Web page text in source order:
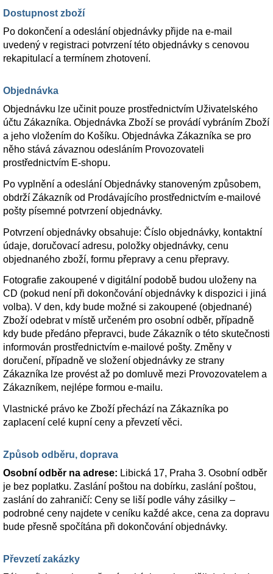
Dostupnost zboží
Po dokončení a odeslání objednávky přijde na e-mail
uvedený v registraci potvrzení této objednávky s cenovou
rekapitulací a termínem zhotovení.
Objednávka
Objednávku lze učinit pouze prostřednictvím Uživatelského
účtu Zákazníka. Objednávka Zboží se provádí vybráním Zboží
a jeho vložením do Košíku. Objednávka Zákazníka se pro
něho stává závaznou odesláním Provozovateli
prostřednictvím E-shopu.
Po vyplnění a odeslání Objednávky stanoveným způsobem,
obdrží Zákazník od Prodávajícího prostřednictvím e-mailové
pošty písemné potvrzení objednávky.
Potvrzení objednávky obsahuje: Číslo objednávky, kontaktní
údaje, doručovací adresu, položky objednávky, cenu
objednaného zboží, formu přepravy a cenu přepravy.
Fotografie zakoupené v digitální podobě budou uloženy na
CD (pokud není při dokončování objednávky k dispozici i jiná
volba). V den, kdy bude možné si zakoupené (objednané)
Zboží odebrat v místě určeném pro osobní odběr, případně
kdy bude předáno přepravci, bude Zákazník o této skutečnosti
informován prostřednictvím e-mailové pošty. Změny v
doručení, případně ve složení objednávky ze strany
Zákazníka lze provést až po domluvě mezi Provozovatelem a
Zákazníkem, nejlépe formou e-mailu.
Vlastnické právo ke Zboží přechází na Zákazníka po
zaplacení celé kupní ceny a převzetí věci.
Způsob odběru, doprava
Osobní odběr na adrese: Libická 17, Praha 3. Osobní odběr
je bez poplatku. Zaslání poštou na dobírku, zaslání poštou,
zaslání do zahraničí: Ceny se liší podle váhy zásilky –
podrobné ceny najdete v ceníku každé akce, cena za dopravu
bude přesně spočítána při dokončování objednávky.
Převzetí zakázky